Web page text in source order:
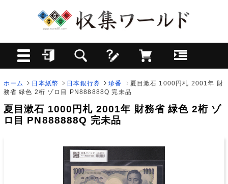
ホーム 日本紙幣 日本銀行券 珍番
夏目漱石 1000円札 2001年 財
務省 緑色 2桁 ゾロ目 PN888888Q 完未品
夏目漱石 1000円札 2001年 財務省 緑色 2桁 ゾ
ロ目 PN888888Q 完未品